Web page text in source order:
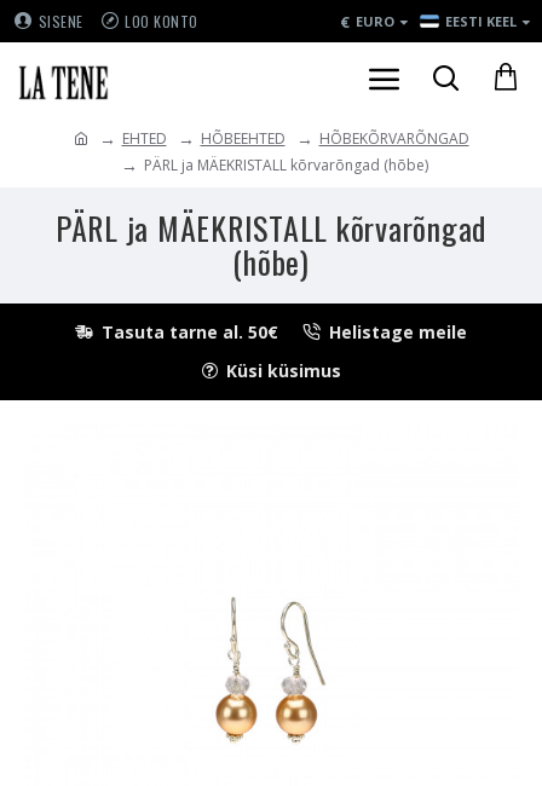
SISENE LOO KONTO € EURO EESTI KEEL
EHTED HÕBEEHTED
HÕBEKÕRVARÕNGAD
PÄRL ja MÄEKRISTALL kõrvarõngad (hõbe)
PÄRL ja MÄEKRISTALL kõrvarõngad
(hõbe)
Tasuta tarne al. 50€
Helistage meile
Küsi küsimus